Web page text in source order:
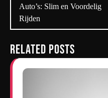
Auto’s: Slim en Voordelig
Rijden
Related Posts